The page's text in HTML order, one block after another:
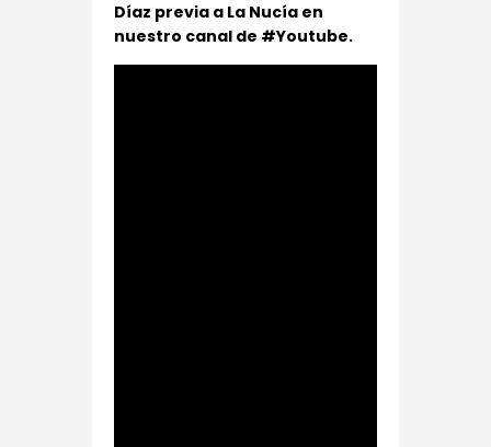
Díaz previa a La Nucía en
nuestro canal de #Youtube.